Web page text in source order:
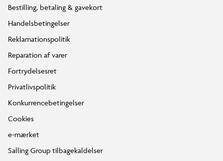
Bestilling, betaling & gavekort
Handelsbetingelser
Reklamationspolitik
Reparation af varer
Fortrydelsesret
Privatlivspolitik
Konkurrencebetingelser
Cookies
e-mærket
Salling Group tilbagekaldelser